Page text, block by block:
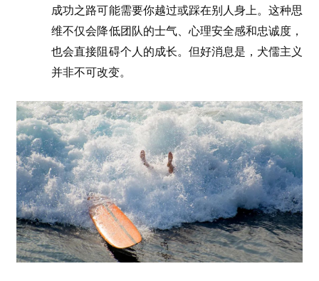
成功之路可能需要你越过或踩在别人身上。这种思
维不仅会降低团队的士气、心理安全感和忠诚度，
也会直接阻碍个人的成长。但好消息是，犬儒主义
并非不可改变。